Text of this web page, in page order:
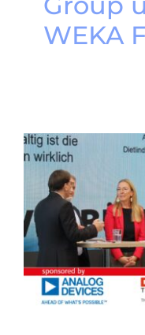
WEKA